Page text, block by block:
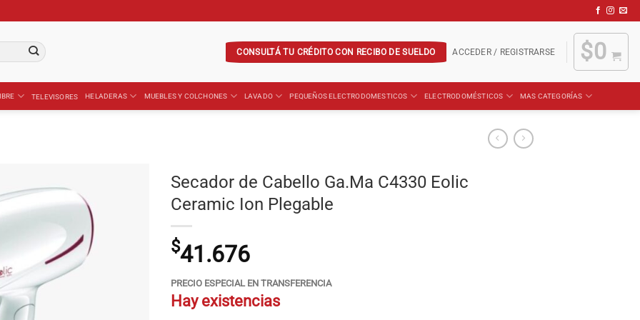
CONSULTÁ TU CRÉDITO CON RECIBO DE SUELDO ACCEDER / REGISTRARSE $0
TELEVISORES HELADERAS MUEBLES Y COLCHONES LAVADO PEQUEÑOS ELECTRODOMESTICOS ELECTRODOMÉSTICOS MAS CATEGORÍAS
Secador de Cabello Ga.Ma C4330 Eolic
Ceramic Ion Plegable
$41.676
PRECIO ESPECIAL EN TRANSFERENCIA
Hay existencias